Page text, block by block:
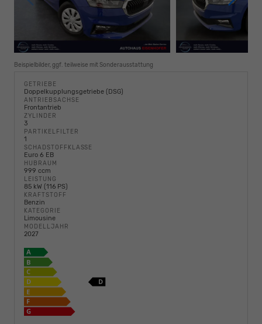
Beispielbilder, ggf. teilweise mit Sonderausstattung
GETRIEBE
Doppelkupplungsgetriebe (DSG)
ANTRIEBSACHSE
Frontantrieb
ZYLINDER
3
PARTIKELFILTER
1
SCHADSTOFFKLASSE
Euro 6 EB
HUBRAUM
999 ccm
LEISTUNG
85 kW (116 PS)
KRAFTSTOFF
Benzin
KATEGORIE
Limousine
MODELLJAHR
2027